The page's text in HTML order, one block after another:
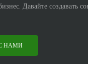
Давайте создавать
НАМИ